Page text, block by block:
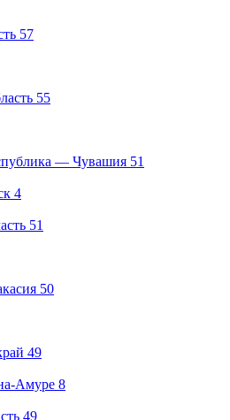
57
55
— Чувашия 51
4
51
50
49
Амуре 8
49